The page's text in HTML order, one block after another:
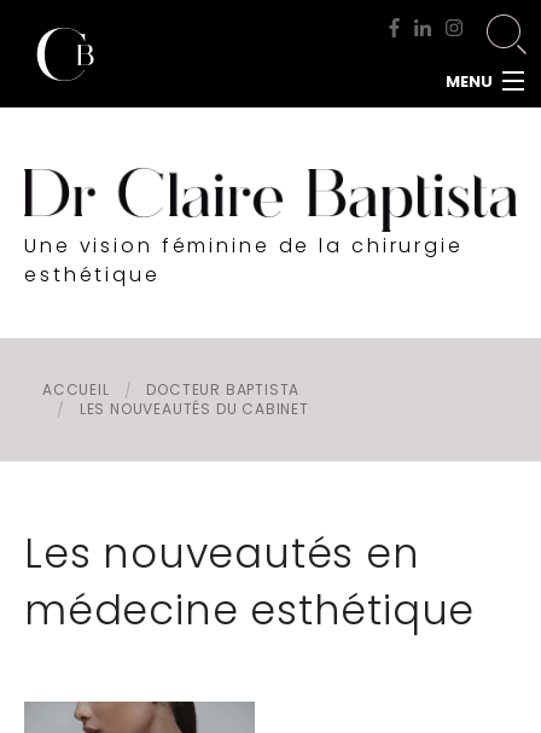
MENU
DOCTEUR BAPTISTA
CHIRURGIE MAMMAIRE
CHIRURGIE DU VISAGE
CHIRURGIE DE LA SILHOUETTE
CHIRURGIE INTIME
MÉDECINE ESTHÉTIQUE
RENDEZ-VOUS
Une vision féminine de la chirurgie
esthétique
ACCUEIL
DOCTEUR BAPTISTA
LES NOUVEAUTÉS DU CABINET
Les nouveautés en
médecine esthétique